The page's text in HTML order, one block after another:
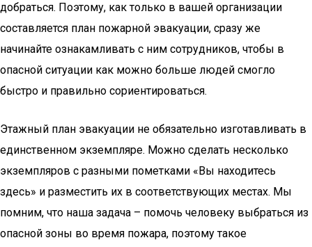
добраться. Поэтому, как только в вашей организации
составляется план пожарной эвакуации, сразу же
начинайте ознакамливать с ним сотрудников, чтобы в
опасной ситуации как можно больше людей смогло
быстро и правильно сориентироваться.
Этажный план эвакуации не обязательно изготавливать в
единственном экземпляре. Можно сделать несколько
экземпляров с разными пометками «Вы находитесь
здесь» и разместить их в соответствующих местах. Мы
помним, что наша задача – помочь человеку выбраться из
опасной зоны во время пожара, поэтому такое